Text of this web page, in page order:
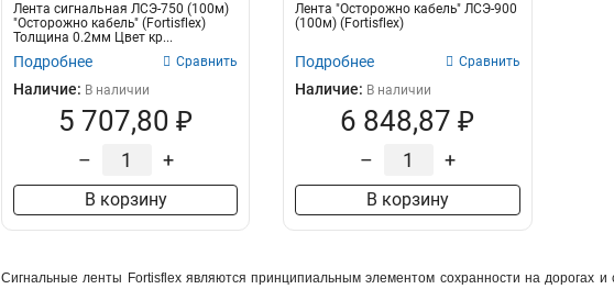
Лента сигнальная ЛСЭ-750 (100м)
"Осторожно кабель" (Fortisflex)
Толщина 0.2мм Цвет кр...
Подробнее Сравнить
Наличие: В наличии
5 707,80 ₽
– +
В корзину
Лента "Осторожно кабель" ЛСЭ-900
(100м) (Fortisflex)
Подробнее Сравнить
Наличие: В наличии
6 848,87 ₽
– +
В корзину
Сигнальные ленты Fortisflex являются принципиальным элементом сохранности на дорогах